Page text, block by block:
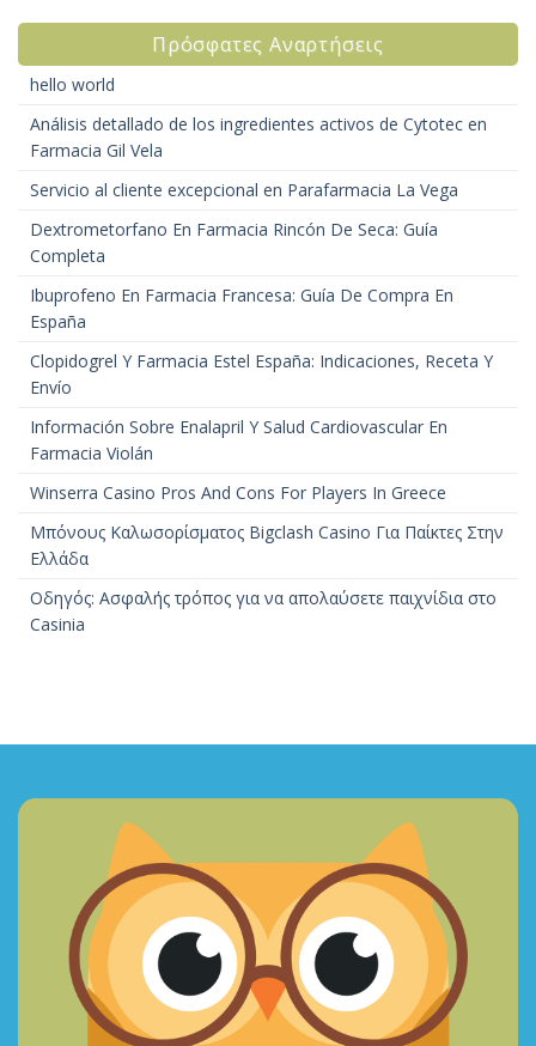
Πρόσφατες Αναρτήσεις
hello world
Análisis detallado de los ingredientes activos de Cytotec en
Farmacia Gil Vela
Servicio al cliente excepcional en Parafarmacia La Vega
Dextrometorfano En Farmacia Rincón De Seca: Guía
Completa
Ibuprofeno En Farmacia Francesa: Guía De Compra En
España
Clopidogrel Y Farmacia Estel España: Indicaciones, Receta Y
Envío
Información Sobre Enalapril Y Salud Cardiovascular En
Farmacia Violán
Winserra Casino Pros And Cons For Players In Greece
Μπόνους Καλωσορίσματος Bigclash Casino Για Παίκτες Στην
Ελλάδα
Οδηγός: Ασφαλής τρόπος για να απολαύσετε παιχνίδια στο
Casinia